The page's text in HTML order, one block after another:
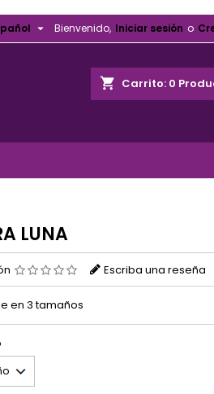
Bienvenido, Iniciar sesión o

shopping_cart Carrito: 0
LUNA
Escriba una reseña
en 3 tamaños